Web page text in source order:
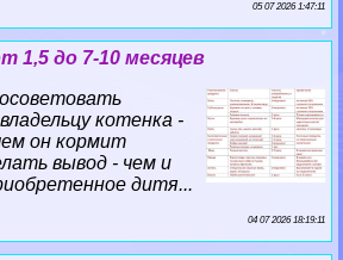
05 07 2026 1:47:11
1,5 до 7-10 месяцев
котенка -
он кормит
вывод - чем и
дитя...
04 07 2026 18:19:11